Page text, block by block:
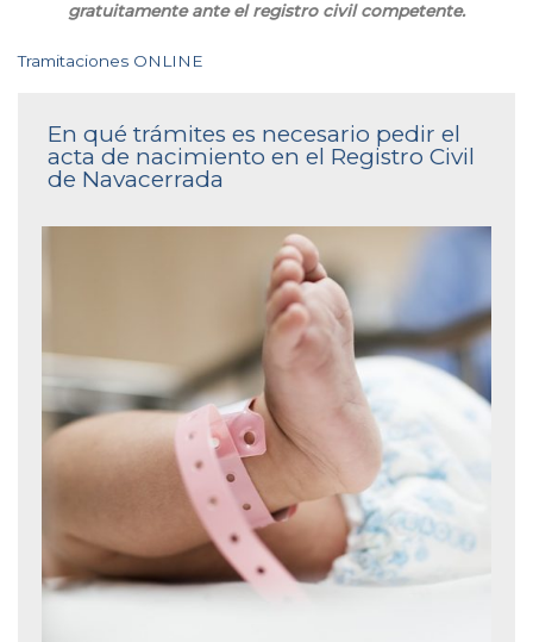
gratuitamente ante el registro civil competente.
Tramitaciones ONLINE
En qué trámites es necesario pedir el
acta de nacimiento en el Registro Civil
de Navacerrada